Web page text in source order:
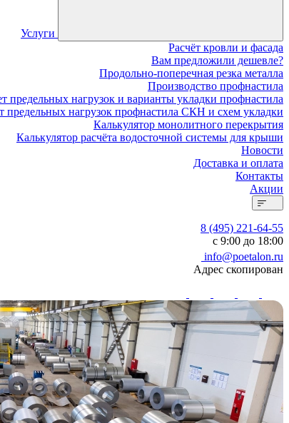
Услуги
Расчёт кровли и фасада
Вам предложили дешевле?
Продольно-поперечная резка металла
Производство профнастила
предельных нагрузок и варианты укладки профнастила
предельных нагрузок профнастила СКН и схем укладки
Калькулятор монолитного перекрытия
Калькулятор расчёта водосточной системы для крыши
Новости
Доставка и оплата
Контакты
Акции
8 (495) 221-64-55
с 9:00 до 18:00
info@poetalon.ru
Адрес скопирован